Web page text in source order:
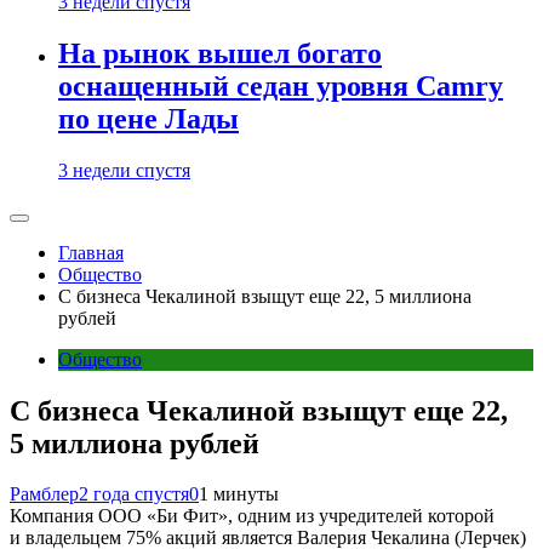
На рынок вышел богато
оснащенный седан уровня Camry
по цене Лады
3 недели спустя
Главная
Общество
С бизнеса Чекалиной взыщут еще 22, 5 миллиона
рублей
Общество
С бизнеса Чекалиной взыщут еще 22,
5 миллиона рублей
Рамблер2 года спустя01 минуты
Компания ООО «Би Фит», одним из учредителей которой
и владельцем 75% акций является Валерия Чекалина (Лерчек)